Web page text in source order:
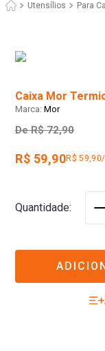
Utensílios Para
Caixa Mor
Mor
De R$ 72,90
R$ 59,90R$
Quantidade